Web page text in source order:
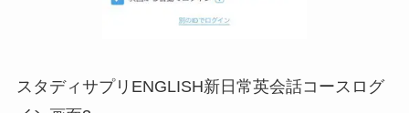
スタディサプリENGLISH新日常英会話コースログ